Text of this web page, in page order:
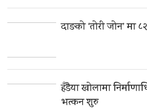
दाङको ‘तोरी जोन’ मा
हँडैया खोलामा
भत्कन शुरु